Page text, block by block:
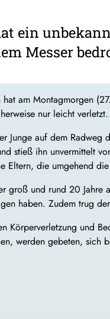
ein
Messer
hat am Montagmorgen
nur leicht verletzt.
Junge auf dem
stieß ihn unvermittelt
Eltern, die umgehend
groß und rund 20 Jahre
haben. Zudem trug
Körperverletzung und
werden gebeten, sich